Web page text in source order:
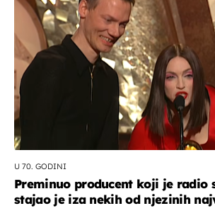
U 70. GODINI
Preminuo producent koji je radio
stajao je iza nekih od njezinih